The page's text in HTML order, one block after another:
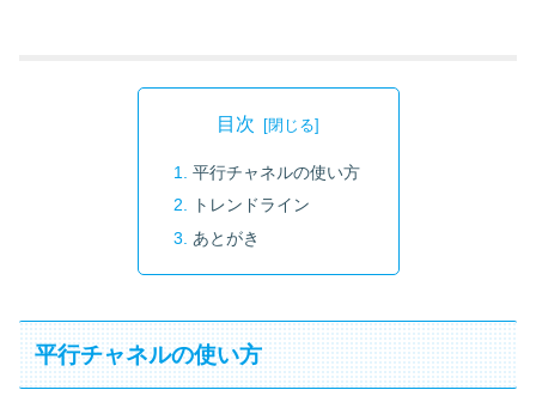
目次
平行チャネルの使い方
トレンドライン
あとがき
平行チャネルの使い方